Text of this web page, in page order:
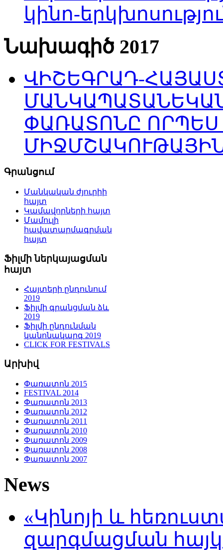
կինո-
Նախագիծ 2017
ՎԻՇԵԳՐԱԴ-
ՓԱՌԱՏՈՆԸ
Գրանցում
Մանկական ժյուրիի
հայտ
Կամավորների հայտ
Մամուլի
հավատարմագրման
հայտ
Ֆիլմի ներկայացման
հայտ
Հայտերի ընդունում
2019
Ֆիլմի գրանցման ձև
2019
Ֆիլմի ընդունման
կանոնակարգ 2019
CLICK FOR FESTIVALS
Արխիվ
Փառատոն 2015
FESTIVAL 2014
Փառատոն 2013
Փառատոն 2012
Փառատոն 2011
Փառատոն 2010
Փառատոն 2009
Փառատոն 2008
Փառատոն 2007
News
«Կինոյի և
զարգմացման